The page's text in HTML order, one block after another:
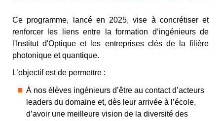
Ce programme, lancé en 2025, vise à concrétiser et
renforcer les liens entre la formation d’ingénieurs de
l'Institut d'Optique et les entreprises clés de la filière
photonique et quantique.
L’objectif est de permettre :
À nos élèves ingénieurs d’être au contact d’acteurs
leaders du domaine et, dès leur arrivée à l’école,
d’avoir une meilleure vision de la diversité des